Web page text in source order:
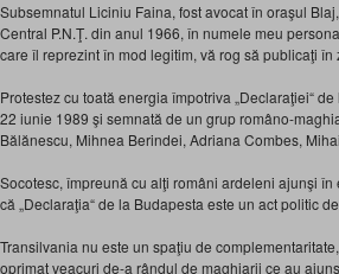
Subsemnatul Liciniu Faina, fost avocat în oraşul
Central P.N.Ţ. din anul 1966, în numele meu
care îl reprezint în mod legitim, vă rog să publicaţi
Protestez cu toată energia împotriva „Declaraţiei“
22 iunie 1989 şi semnată de un grup româno-
Bălănescu, Mihnea Berindei, Adriana Combes,
Socotesc, împreună cu alţi români ardeleni ajunşi
că „Declaraţia“ de la Budapesta este un act politic
Transilvania nu este un spaţiu de
oprimat veacuri de-a rândul de maghiarii ce au